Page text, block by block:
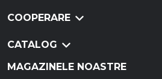
COOPERARE
CATALOG
MAGAZINELE NOASTRE